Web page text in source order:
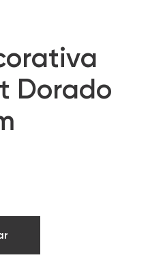
Dorado